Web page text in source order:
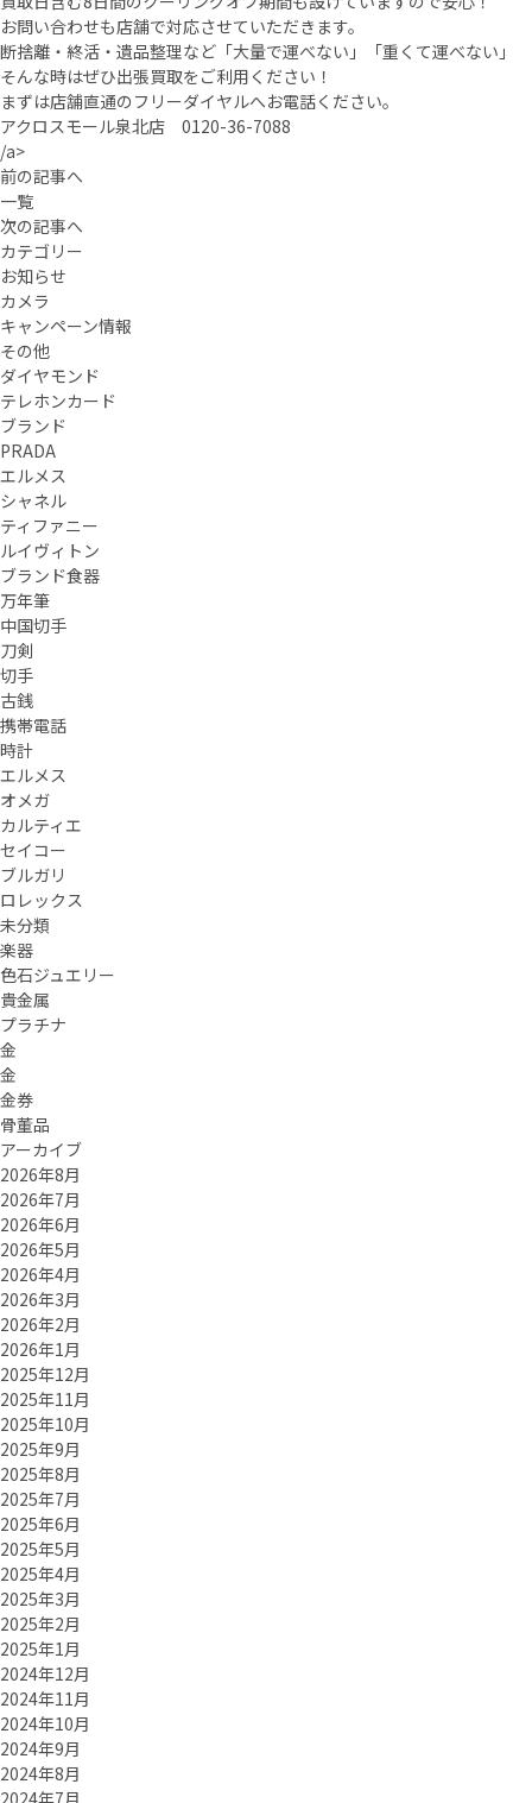
お問い合わせも店舗で対応させていただきます。
断捨離・終活・遺品整理など「大量で運べない」「重くて運べない」
そんな時はぜひ出張買取をご利用ください！
まずは店舗直通のフリーダイヤルへお電話ください。
アクロスモール泉北店 0120-36-7088
/a>
前の記事へ
一覧
次の記事へ
カテゴリー
お知らせ
カメラ
キャンペーン情報
その他
ダイヤモンド
テレホンカード
ブランド
PRADA
エルメス
シャネル
ティファニー
ルイヴィトン
ブランド食器
万年筆
中国切手
刀剣
切手
古銭
携帯電話
時計
エルメス
オメガ
カルティエ
セイコー
ブルガリ
ロレックス
未分類
楽器
色石ジュエリー
貴金属
プラチナ
金
金
金券
骨董品
アーカイブ
2026年8月
2026年7月
2026年6月
2026年5月
2026年4月
2026年3月
2026年2月
2026年1月
2025年12月
2025年11月
2025年10月
2025年9月
2025年8月
2025年7月
2025年6月
2025年5月
2025年4月
2025年3月
2025年2月
2025年1月
2024年12月
2024年11月
2024年10月
2024年9月
2024年8月
2024年7月